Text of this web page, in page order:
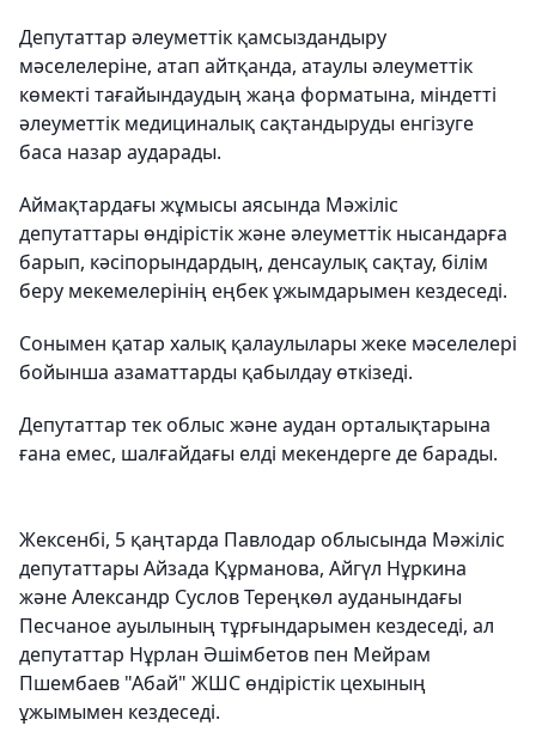
Депутаттар әлеуметтік қамсыздандыру
мәселелеріне, атап айтқанда, атаулы әлеуметтік
көмекті тағайындаудың жаңа форматына, міндетті
әлеуметтік медициналық сақтандыруды енгізуге
баса назар аударады.
Аймақтардағы жұмысы аясында Мәжіліс
депутаттары өндірістік және әлеуметтік нысандарға
барып, кәсіпорындардың, денсаулық сақтау, білім
беру мекемелерінің еңбек ұжымдарымен кездеседі.
Сонымен қатар халық қалаулылары жеке мәселелері
бойынша азаматтарды қабылдау өткізеді.
Депутаттар тек облыс және аудан орталықтарына
ғана емес, шалғайдағы елді мекендерге де барады.
Жексенбі, 5 қаңтарда Павлодар облысында Мәжіліс
депутаттары Айзада Құрманова, Айгүл Нұркина
және Александр Суслов Тереңкөл ауданындағы
Песчаное ауылының тұрғындарымен кездеседі, ал
депутаттар Нұрлан Әшімбетов пен Мейрам
Пшембаев "Абай" ЖШС өндірістік цехының
ұжымымен кездеседі.